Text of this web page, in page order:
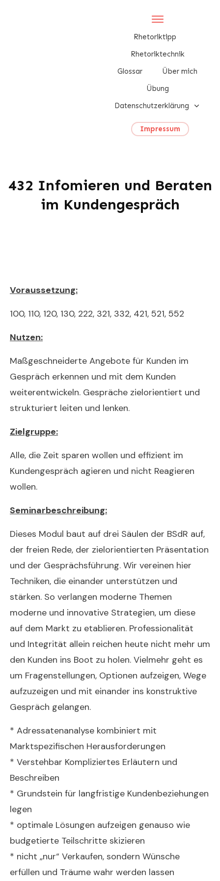
Rhetoriktipp
Rhetoriktechnik
Glossar
Über mich
Übung
Datenschutzerklärung
Impressum
432 Infomieren und Beraten
im Kundengespräch
Voraussetzung:
100, 110, 120, 130, 222, 321, 332, 421, 521, 552
Nutzen:
Maßgeschneiderte Angebote für Kunden im
Gespräch erkennen und mit dem Kunden
weiterentwickeln. Gespräche zielorientiert und
strukturiert leiten und lenken.
Zielgruppe:
Alle, die Zeit sparen wollen und effizient im
Kundengespräch agieren und nicht Reagieren
wollen.
Seminarbeschreibung:
Dieses Modul baut auf drei Säulen der BSdR auf,
der freien Rede, der zielorientierten Präsentation
und der Gesprächsführung. Wir vereinen hier
Techniken, die einander unterstützen und
stärken. So verlangen moderne Themen
moderne und innovative Strategien, um diese
auf dem Markt zu etablieren. Professionalität
und Integrität allein reichen heute nicht mehr um
den Kunden ins Boot zu holen. Vielmehr geht es
um Fragenstellungen, Optionen aufzeigen, Wege
aufzuzeigen und mit einander ins konstruktive
Gespräch gelangen.
* Adressatenanalyse kombiniert mit
Marktspezifischen Herausforderungen
* Verstehbar Kompliziertes Erläutern und
Beschreiben
* Grundstein für langfristige Kundenbeziehungen
legen
* optimale Lösungen aufzeigen genauso wie
budgetierte Teilschritte skizieren
* nicht „nur“ Verkaufen, sondern Wünsche
erfüllen und Träume wahr werden lassen